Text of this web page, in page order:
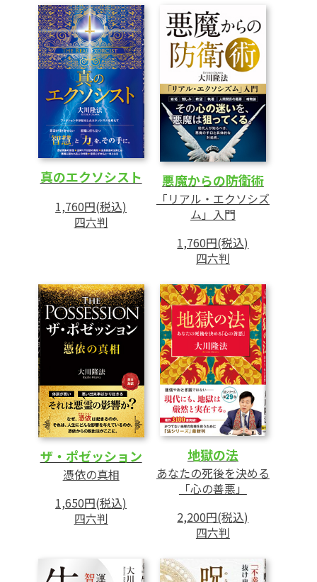
1 怨霊とは何か
2 怨霊の体験
3 怨霊の発生原因
4 怨霊を発生させず、救っていくためには
第3章 悪魔の正体と見破り方
1 「悪魔対策」が必要な理由
2 悪魔はどのような存在か
3 悪魔が狙ってくるポイント
4 「悪魔祓い」に必要なもの
5 悪魔との戦いを勝ち抜くには
真のエクソシスト
1,760円(税込)
四六判
悪魔からの防衛術
「リアル・エクソシズ
ム」入門
1,760円(税込)
四六判
ザ・ポゼッション
憑依の真相
1,650円(税込)
四六判
地獄の法
あなたの死後を決める
「心の善悪」
2,200円(税込)
四六判